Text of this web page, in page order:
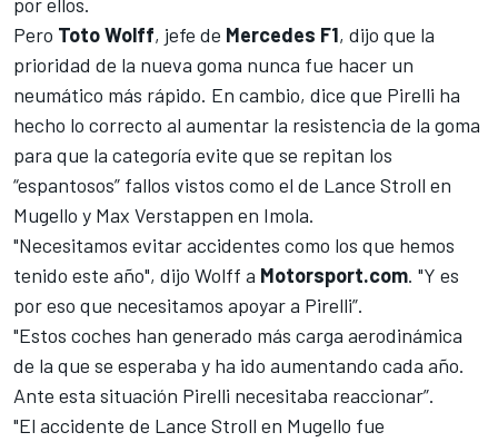
Pero Toto Wolff, jefe de Mercedes F1, dijo que la
prioridad de la nueva goma nunca fue hacer un
neumático más rápido. En cambio, dice que Pirelli ha
hecho lo correcto al aumentar la resistencia de la goma
para que la categoría evite que se repitan los
“espantosos” fallos vistos como el de Lance Stroll en
Mugello y Max Verstappen en Imola.
"Necesitamos evitar accidentes como los que hemos
tenido este año", dijo Wolff a Motorsport.com. "Y es
por eso que necesitamos apoyar a Pirelli”.
"Estos coches han generado más carga aerodinámica
de la que se esperaba y ha ido aumentando cada año.
Ante esta situación Pirelli necesitaba reaccionar”.
"El accidente de Lance Stroll en Mugello fue